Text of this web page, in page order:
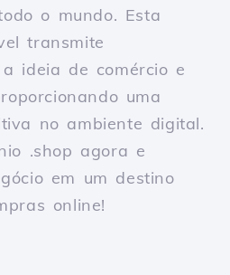
o mundo. Esta
transmite
ideia de comércio e
uma
no ambiente digital.
.shop agora e
em um destino
online!